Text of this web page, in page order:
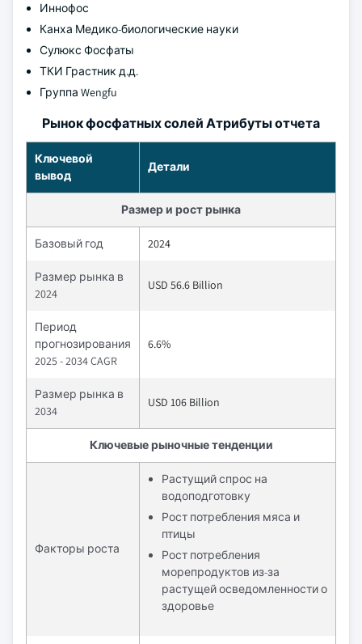
Иннофос
Канха Медико-биологические науки
Сулюкс Фосфаты
ТКИ Грастник д.д.
Группа Wengfu
Рынок фосфатных солей Атрибуты отчета
Ключевой
вывод
Детали
Размер и рост рынка
Базовый год 2024
Размер рынка в
2024
USD 56.6 Billion
Период
прогнозирования
2025 - 2034 CAGR
6.6%
Размер рынка в
2034
USD 106 Billion
Ключевые рыночные тенденции
Факторы роста
Растущий спрос на
водоподготовку
Рост потребления мяса и
птицы
Рост потребления
морепродуктов из-за
растущей осведомленности о
здоровье